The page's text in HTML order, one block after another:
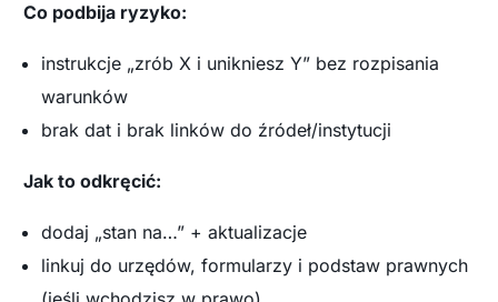
Co podbija ryzyko:
instrukcje „zrób X i unikniesz Y” bez rozpisania
warunków
brak dat i brak linków do źródeł/instytucji
Jak to odkręcić:
dodaj „stan na…” + aktualizacje
linkuj do urzędów, formularzy i podstaw prawnych